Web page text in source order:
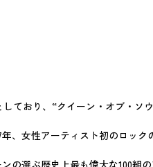
おり、“クイーン・オブ・ソ
、女性アーティスト初のロック
の選ぶ歴史上最も偉大な100